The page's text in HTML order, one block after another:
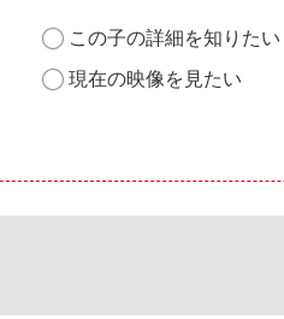
この子の詳細を知りたい
現在の映像を見たい